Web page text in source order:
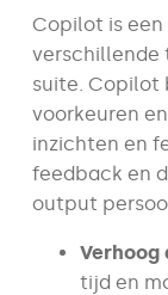
Copilot is
verschillende
suite. Copilot
voorkeuren
inzichten en
feedback en
output
tijd en